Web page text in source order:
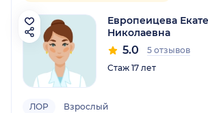
Европеицева
Николаевна
5.0
5 отзывов
Стаж 17 лет
ЛОР Взрослый